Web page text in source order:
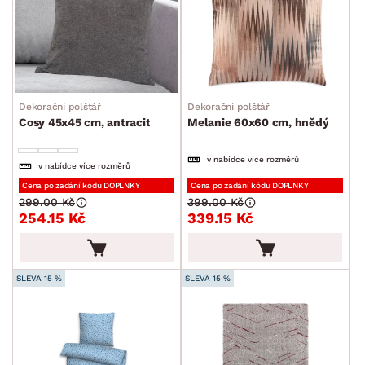
Koberce
Ručníky a osušky
Povlečení a prostěradla
Závěsy a žaluzie
Kuchyňský textil
Dekorace
Stolování a vaření
Zahradní doplňky
Ukládání a organizace
Drobné bytové doplňky
Velikonoce
Dekorační polštář
Cosy 45x45 cm, antracit
v nabídce více rozměrů
Cena po zadání kódu DOPLNKY
254.15 Kč
299.00 Kč
Dekorační polštář
Melanie 60x60 cm, hnědý
v nabídce více rozměrů
Cena po zadání kódu DOPLNKY
339.15 Kč
399.00 Kč
SLEVA 15 % SLEVA 15 %